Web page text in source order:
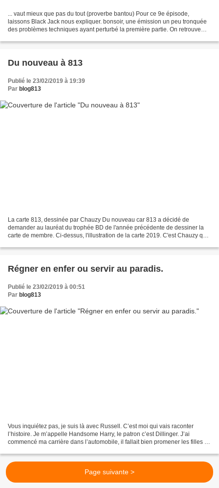
... vaut mieux que pas du tout (proverbe bantou) Pour ce 9e épisode,
laissons Black Jack nous expliquer. bonsoir, une émission un peu tronquée
des problèmes techniques ayant perturbé la première partie. On retrouve
Du nouveau à 813
Publié le 23/02/2019 à 19:39
Par blog813
La carte 813, dessinée par Chauzy Du nouveau car 813 a décidé de
demander au lauréat du trophée BD de l'année précédente de dessiner la
carte de membre. Ci-dessus, l'illustration de la carte 2019. C'est Chauzy qui
Régner en enfer ou servir au paradis.
Publié le 23/02/2019 à 00:51
Par blog813
Vous inquiétez pas, je suis là avec Russell. C’est moi qui vais raconter
l’histoire. Je m’appelle Handsome Harry, le patron c’est Dillinger. J’ai
commencé ma carrière dans l’automobile, il fallait bien promener les filles et
Page suivante >